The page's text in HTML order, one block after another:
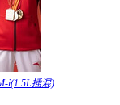
i(1.5L插混)